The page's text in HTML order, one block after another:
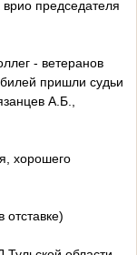
председателя
- ветеранов
пришли судьи
А.Б.,
хорошего